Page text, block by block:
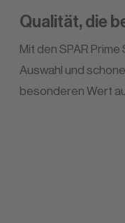
Qualität, die
Mit den SPAR
Auswahl und
besonderen Wert